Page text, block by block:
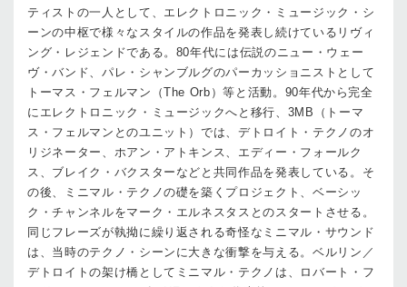
ティストの一人として、エレクトロニック・ミュージック・シ
ーンの中枢で様々なスタイルの作品を発表し続けているリヴィ
ング・レジェンドである。80年代には伝説のニュー・ウェー
ヴ・バンド、パレ・シャンブルグのパーカッショニストとして
トーマス・フェルマン（The Orb）等と活動。90年代から完全
にエレクトロニック・ミュージックへと移行、3MB（トーマ
ス・フェルマンとのユニット）では、デトロイト・テクノのオ
リジネーター、ホアン・アトキンス、エディー・フォールク
ス、ブレイク・バクスターなどと共同作品を発表している。そ
の後、ミニマル・テクノの礎を築くプロジェクト、ベーシッ
ク・チャンネルをマーク・エルネスタスとのスタートさせる。
同じフレーズが執拗に繰り返される奇怪なミニマル・サウンド
は、当時のテクノ・シーンに大きな衝撃を与える。ベルリン／
デトロイトの架け橋としてミニマル・テクノは、ロバート・フ